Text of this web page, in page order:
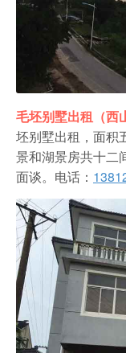
毛坯别墅出租（西
坯别墅出租，面积
景和湖景房共十二
面谈。 电话：